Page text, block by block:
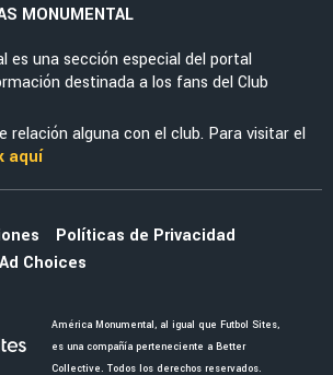
habló de su polémica salida